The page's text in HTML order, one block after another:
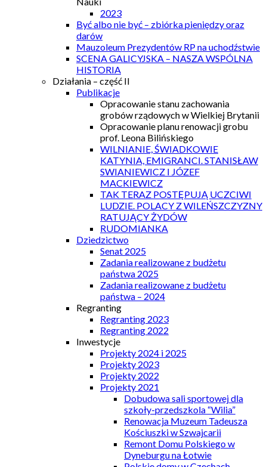
2023
Być albo nie być – zbiórka pieniędzy oraz
darów
Mauzoleum Prezydentów RP na uchodźstwie
SCENA GALICYJSKA – NASZA WSPÓLNA
HISTORIA
Działania – część II
Publikacje
Opracowanie stanu zachowania
grobów rządowych w Wielkiej Brytanii
Opracowanie planu renowacji grobu
prof. Leona Bilińskiego
WILNIANIE, ŚWIADKOWIE
KATYNIA, EMIGRANCI. STANISŁAW
SWIANIEWICZ I JÓZEF
MACKIEWICZ
TAK TERAZ POSTĘPUJĄ UCZCIWI
LUDZIE. POLACY Z WILEŃSZCZYZNY
RATUJĄCY ŻYDÓW
RUDOMIANKA
Dziedzictwo
Senat 2025
Zadania realizowane z budżetu
państwa 2025
Zadania realizowane z budżetu
państwa – 2024
Regranting
Regranting 2023
Regranting 2022
Inwestycje
Projekty 2024 i 2025
Projekty 2023
Projekty 2022
Projekty 2021
Dobudowa sali sportowej dla
szkoły-przedszkola “Wilia”
Renowacja Muzeum Tadeusza
Kościuszki w Szwajcarii
Remont Domu Polskiego w
Dyneburgu na Łotwie